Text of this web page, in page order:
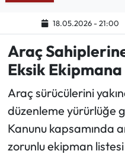
18.05.2026 - 21:00
Araç
Eksik
Araç sürücülerini
düzenleme yürürlüğe
Kanunu kapsamında
zorunlu ekipman
BIK
ASTROLOJİ
Spor Yazıları
Mektup Galeri
Ekonomi